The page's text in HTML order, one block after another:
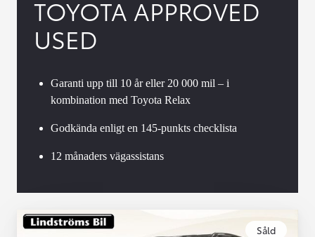
TOYOTA APPROVED
USED
Garanti upp till 10 år eller 20 000 mil – i
kombination med Toyota Relax
Godkända enligt en 145-punkts checklista
12 månaders vägassistans
Såld